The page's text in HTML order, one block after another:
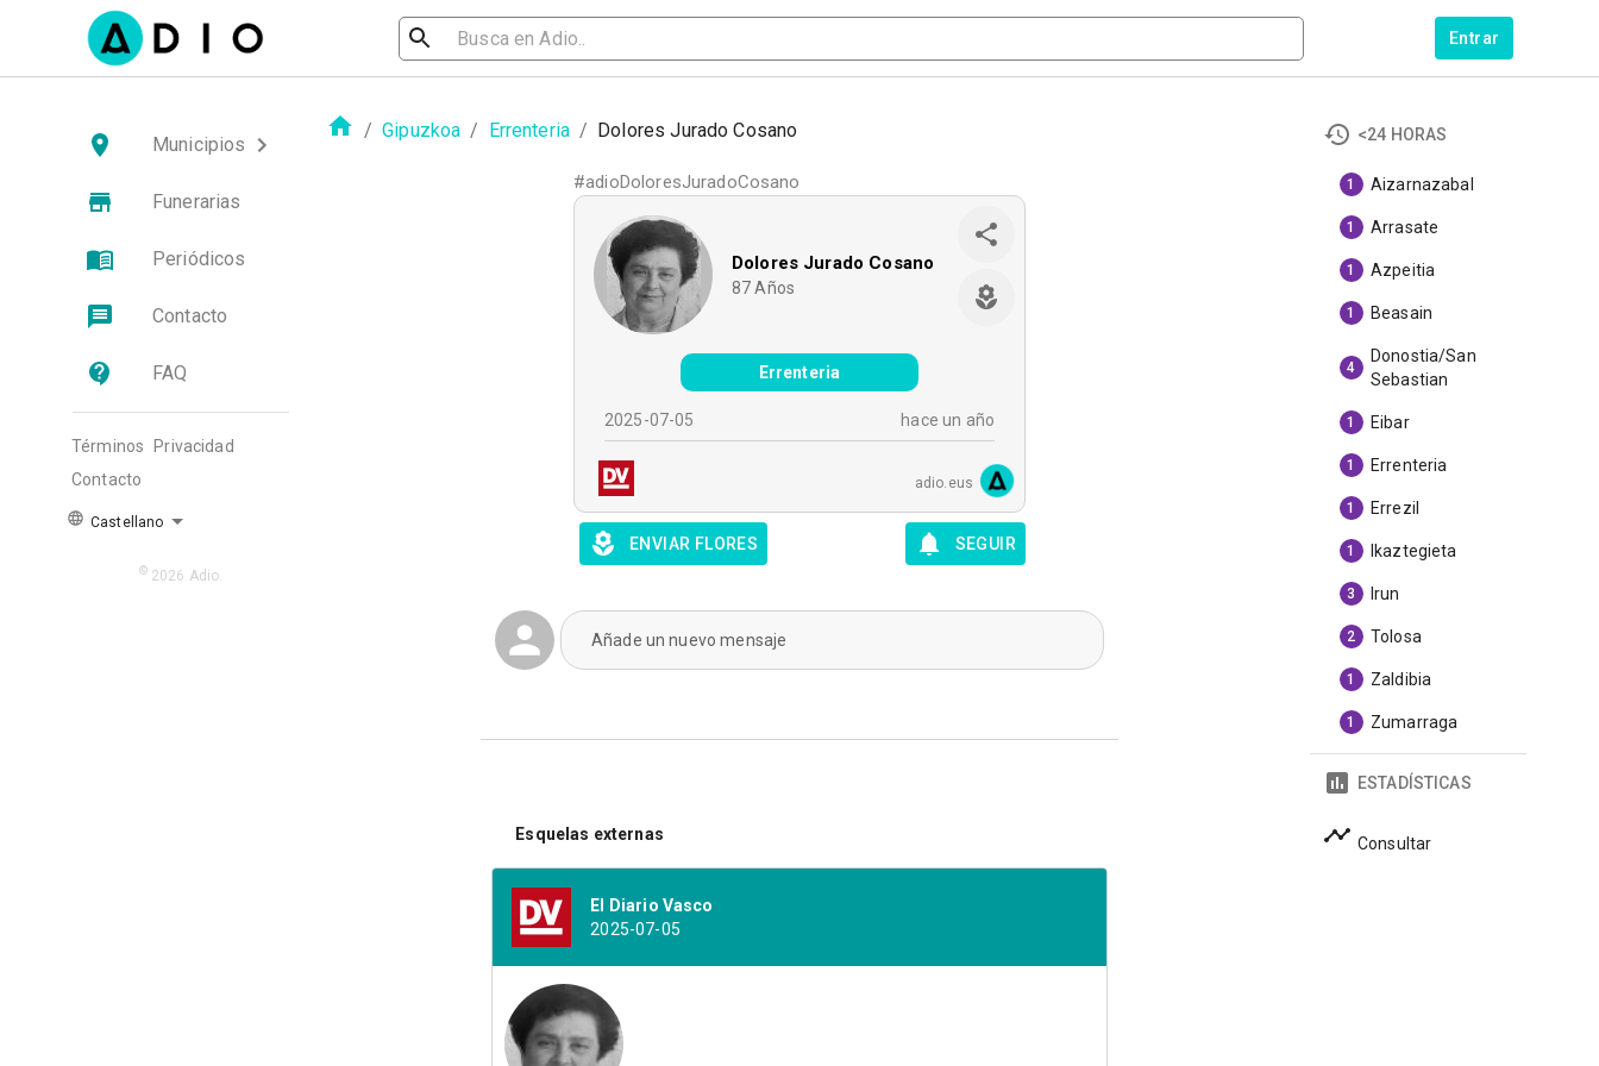
Entrar
Municipios
Funerarias
Periódicos
Contacto
FAQ
Términos
Privacidad
Contacto
Castellano
© 2026 Adio.
/ Gipuzkoa / Errenteria / Dolores Jurado Cosano
#adioDoloresJuradoCosano
Dolores Jurado Cosano
87 Años
Errenteria
2025-07-05 hace un año
adio.eus
ENVIAR FLORES SEGUIR
Añade un nuevo mensaje
Esquelas externas
El Diario Vasco
2025-07-05
<24 HORAS
1 Aizarnazabal
1 Arrasate
1 Azpeitia
1 Beasain
4
Donostia/San
Sebastian
1 Eibar
1 Errenteria
1 Errezil
1 Ikaztegieta
3 Irun
2 Tolosa
1 Zaldibia
1 Zumarraga
ESTADÍSTICAS
Consultar